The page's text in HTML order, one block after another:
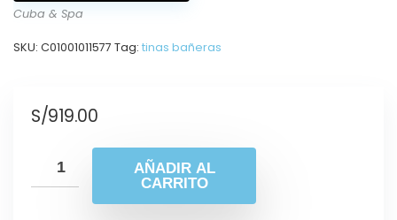
Cuba & Spa
SKU: C01001011577 Tag: tinas bañeras
S/919.00
AÑADIR AL
CARRITO